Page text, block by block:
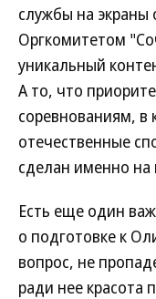
службы на экраны
Оргкомитетом
уникальный
А то, что
соревнованиям, в
отечественные
сделан именно на
Есть еще один
о подготовке к
вопрос, не
ради нее красота